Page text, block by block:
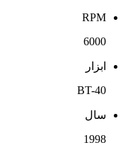
RPM
6000
ابزار
BT-40
سال
1998